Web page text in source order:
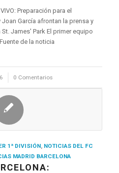
Preparación para el
García afrontan la prensa y
James' Park El primer equipo
de la noticia
0 Comentarios
1ª DIVISIÓN, NOTICIAS DEL FC
MADRID BARCELONA